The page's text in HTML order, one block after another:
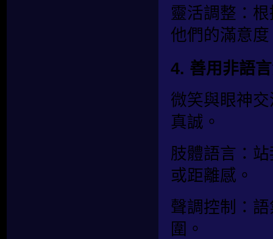
靈活調整：
他們的滿意度
4. 善用非語
微笑與眼神
真誠。
肢體語言：
或距離感。
聲調控制：
圍。